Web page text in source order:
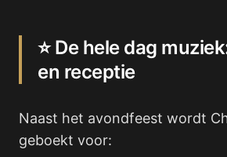
⭐ De hele dag
en receptie
Naast het avondfeest wordt
geboekt voor: